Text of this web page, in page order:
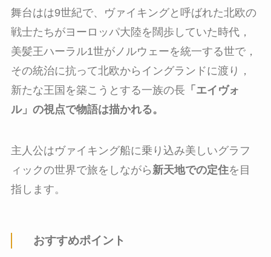
舞台はは9世紀で、ヴァイキングと呼ばれた北欧の
戦士たちがヨーロッパ大陸を闊歩していた時代，
美髪王ハーラル1世がノルウェーを統一する世で，
その統治に抗って北欧からイングランドに渡り，
新たな王国を築こうとする一族の長「エイヴォ
ル」の視点で物語は描かれる。
主人公はヴァイキング船に乗り込み美しいグラフ
ィックの世界で旅をしながら 新天地での定住を目
指します。
おすすめポイント